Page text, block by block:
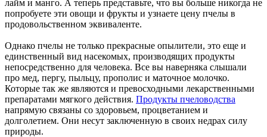
лайм и манго. А теперь представьте, что вы больше никогда не
попробуете эти овощи и фрукты и узнаете цену пчелы в
продовольственном эквиваленте.
Однако пчелы не только прекрасные опылители, это еще и
единственный вид насекомых, производящих продукты
непосредственно для человека. Все вы наверняка слышали
про мед, пергу, пыльцу, прополис и маточное молочко.
Которые так же являются и превосходными лекарственными
препаратами мягкого действия. Продукты пчеловодства
напрямую связаны со здоровьем, процветанием и
долголетием. Они несут заключенную в своих недрах силу
природы.